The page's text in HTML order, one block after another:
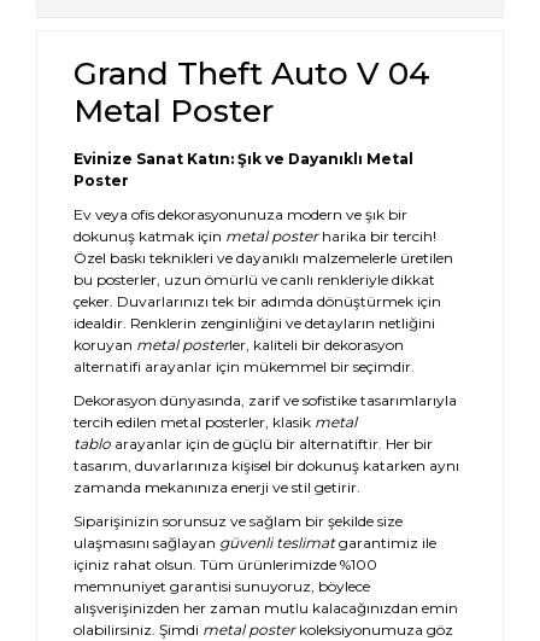
Grand Theft Auto V 04
Metal Poster
Evinize Sanat Katın: Şık ve Dayanıklı Metal
Poster
Ev veya ofis dekorasyonunuza modern ve şık bir
dokunuş katmak için metal posterharika bir tercih!
Özel baskı teknikleri ve dayanıklı malzemelerle üretilen
bu posterler, uzun ömürlü ve canlı renkleriyle dikkat
çeker. Duvarlarınızı tek bir adımda dönüştürmek için
idealdir. Renklerin zenginliğini ve detayların netliğini
koruyan metal posterler, kaliteli bir dekorasyon
alternatifi arayanlar için mükemmel bir seçimdir.
Dekorasyon dünyasında, zarif ve sofistike tasarımlarıyla
tercih edilen metal posterler, klasik metal
tablo arayanlar için de güçlü bir alternatiftir. Her bir
tasarım, duvarlarınıza kişisel bir dokunuş katarken aynı
zamanda mekanınıza enerji ve stil getirir.
Siparişinizin sorunsuz ve sağlam bir şekilde size
ulaşmasını sağlayan güvenli teslimatgarantimiz ile
içiniz rahat olsun. Tüm ürünlerimizde %100
memnuniyet garantisi sunuyoruz, böylece
alışverişinizden her zaman mutlu kalacağınızdan emin
olabilirsiniz. Şimdi metal posterkoleksiyonumuza göz